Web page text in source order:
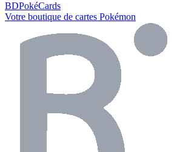
BDPokéCards
Votre boutique de cartes Pokémon